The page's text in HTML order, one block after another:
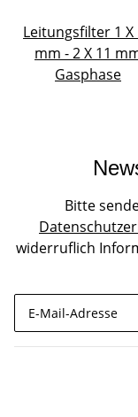
Leitungsfilter 1 X
mm - 2 X 11
Gasphase
Bitte
widerruflich